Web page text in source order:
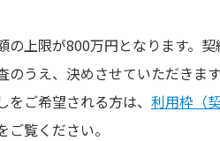
上限が800万円となります。
うえ、決めさせていただきます
ご希望される方は、 利用枠（
ご覧ください。